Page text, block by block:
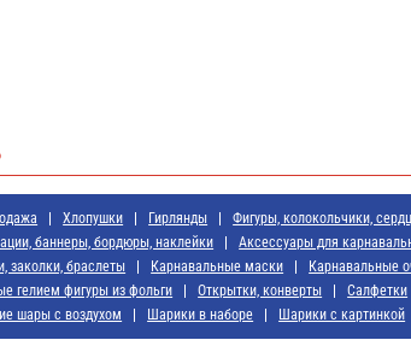
Хлопушки Гирлянды Фигуры, колокольчики,
баннеры, бордюры, наклейки
Аксессуары для
заколки, браслеты
Карнавальные маски Карнавальные
гелием фигуры из фольги
Открытки, конверты Салфетки
шары с воздухом
Шарики в наборе Шарики с картинкой